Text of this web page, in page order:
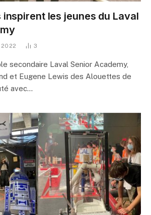
inspirent les jeunes du Laval
2022 3
secondaire Laval Senior Academy,
et Eugene Lewis des Alouettes de
avec…